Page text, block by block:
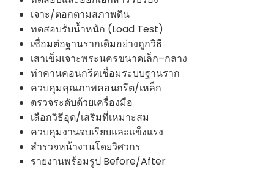
เจาะ/ตอกตามสภาพดิน
ทดสอบรับน้ำหนัก (Load Test)
เชื่อมต่อฐานรากเดิมอย่างถูกวิธี
เสาเข็มเจาะพระนครขนาดเล็ก–กลาง
ทำคานคอนกรีตเชื่อมระบบฐานราก
ควบคุมคุณภาพคอนกรีต/เหล็ก
ตรวจระดับด้วยเครื่องมือ
เลือกวิธีอุด/เสริมที่เหมาะสม
ควบคุมงานจบเรียบและแข็งแรง
สำรวจหน้างานโดยวิศวกร
รายงานพร้อมรูป Before/After